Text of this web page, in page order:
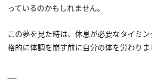
っているのかもしれません。
この夢を見た時は、休息が必要なタイミ
格的に体調を崩す前に自分の体を労わりま